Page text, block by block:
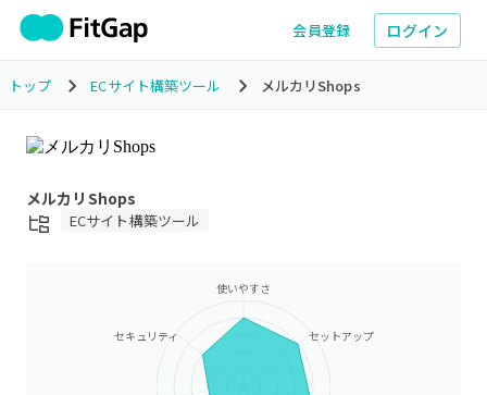
会員登録 ログイン
トップ ECサイト構築ツール メルカリShops
メルカリShops
ECサイト構築ツール
使いやすさ
セットアップ
セキュリティ